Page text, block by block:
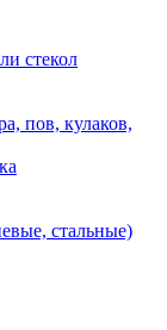
стекол
пов, кулаков,
стальные)